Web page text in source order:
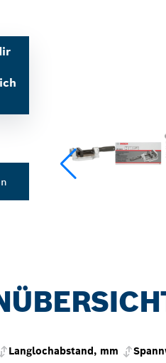
Langlochabstand, mm